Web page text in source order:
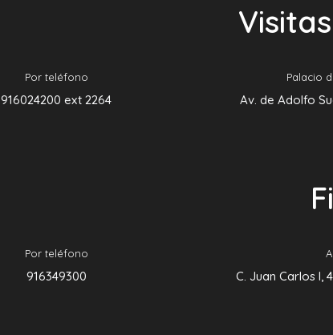
Por teléfono
916024200 ext 2264
Palacio
Av. de Adolfo
Por teléfono
916349300 C. Juan Carlos I,